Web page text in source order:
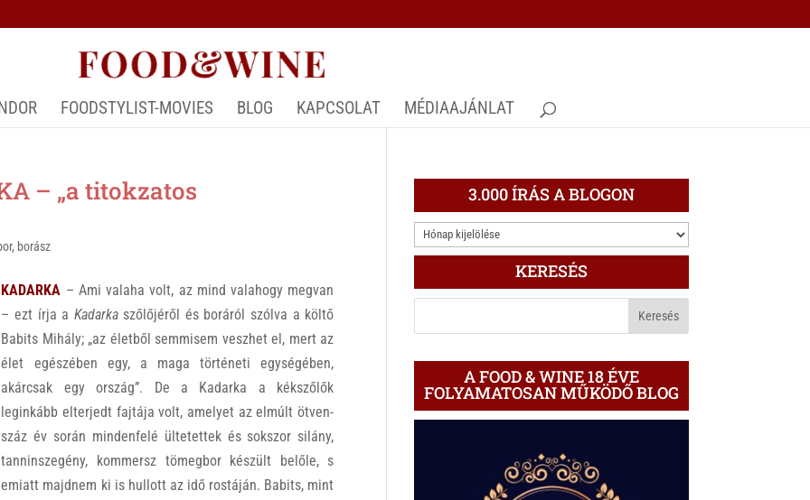
FOODSTYLIST-MOVIES BLOG KAPCSOLAT MÉDIAAJÁNLAT
– „a titokzatos
, borász
KADARKA – Ami valaha volt, az mind valahogy megvan
– ezt írja a Kadarka szőlőjéről és boráról szólva a költő
Babits Mihály; „az életből semmisem veszhet el, mert az
élet egészében egy, a maga történeti egységében,
akárcsak egy ország”. De a Kadarka a kékszőlők
leginkább elterjedt fajtája volt, amelyet az elmúlt ötven-
száz év során mindenfelé ültetettek és sokszor silány,
tanninszegény, kommersz tömegbor készült belőle, s
emiatt majdnem ki is hullott az idő rostáján. Babits, mint
3.000 ÍRÁS A BLOGON
3.000
ÍRÁS
BLOGON
KERESÉS
A FOOD & WINE 18 ÉVE
FOLYAMATOSAN MŰKÖDŐ BLOG